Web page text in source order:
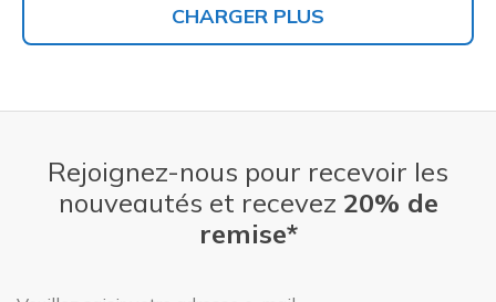
CHARGER PLUS
Rejoignez-nous pour recevoir les
nouveautés et recevez 20% de
remise*
Adresse e-mail